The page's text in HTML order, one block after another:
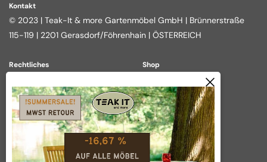
Kontakt
© 2023 | Teak-It & more Gartenmöbel GmbH | Brünnerstraße
115-119 | 2201 Gerasdorf/Föhrenhain | ÖSTERREICH
Rechtliches
Datenschutz
AGB
Widerrufsbelehrung
Vertrag widerrufen
Shop
Essgruppen
Outdoor Kitchen
Tische